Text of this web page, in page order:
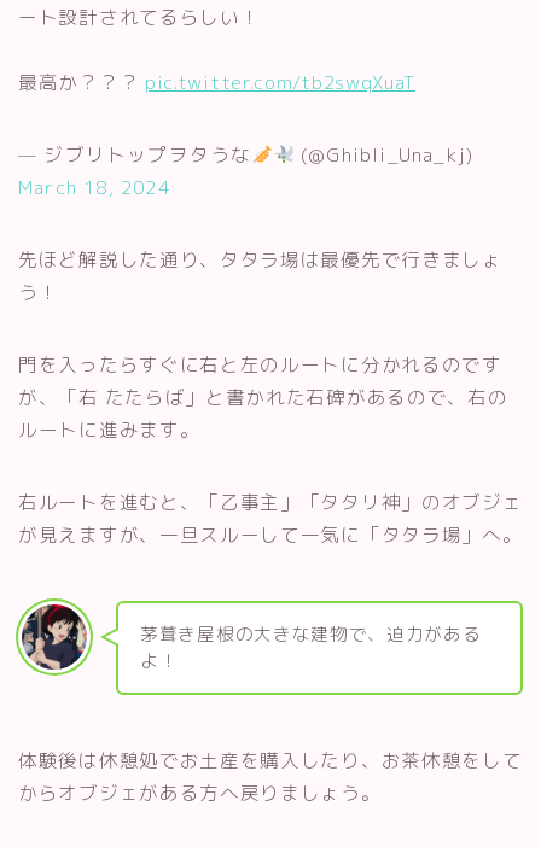
ート設計されてるらしい！
最高か？？？ pic.twitter.com/tb2swqXuaT
— ジブリトップヲタうな
(@Ghibli_Una_kj)
March 18, 2024
先ほど解説した通り、タタラ場は最優先で行きましょ
う！
門を入ったらすぐに右と左のルートに分かれるのです
が、「右 たたらば」と書かれた石碑があるので、右の
ルートに進みます。
右ルートを進むと、「乙事主」「タタリ神」のオブジェ
が見えますが、一旦スルーして一気に「タタラ場」へ。
茅葺き屋根の大きな建物で、迫力がある
よ！
体験後は休憩処でお土産を購入したり、お茶休憩をして
からオブジェがある方へ戻りましょう。